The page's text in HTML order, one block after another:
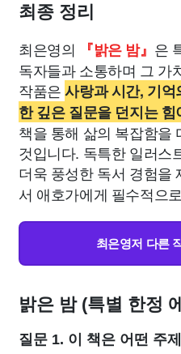
최종 정리
최은영의 『밝은 밤』 은
독자들과 소통하며 그 가
작품은사랑과 시간, 기
한 깊은 질문을 던지는 힘
책을 통해 삶의 복잡함을
것입니다. 독특한 일러스
더욱 풍성한 독서 경험을
서 애호가에게 필수적으
최은영저 다른
밝은 밤 (특별 한정
질문 1. 이 책은 어떤 주